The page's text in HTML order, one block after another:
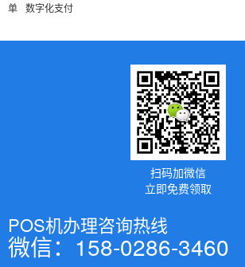
单 数字化支付
扫码加微信
立即免费领取
POS机办理咨询热线
微信：158-0286-3460